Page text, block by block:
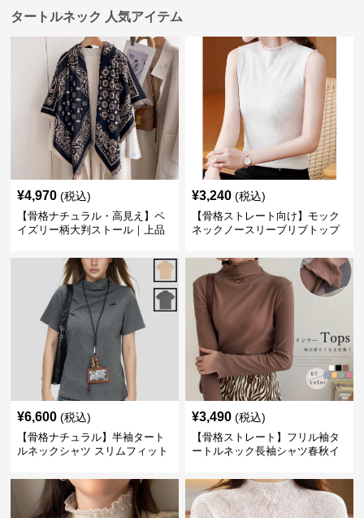
タートルネック 人気アイテム
¥4,970 (税込)
【骨格ナチュラル・高見え】ペ
イズリー柄大判ストール｜上品
¥3,240 (税込)
【骨格ストレート向け】モック
ネックノースリーブリブトップ
¥6,600 (税込)
【骨格ナチュラル】半袖タート
ルネックシャツ スリムフィット
¥3,490 (税込)
【骨格ストレート】フリル袖タ
ートルネック長袖シャツ春秋イ